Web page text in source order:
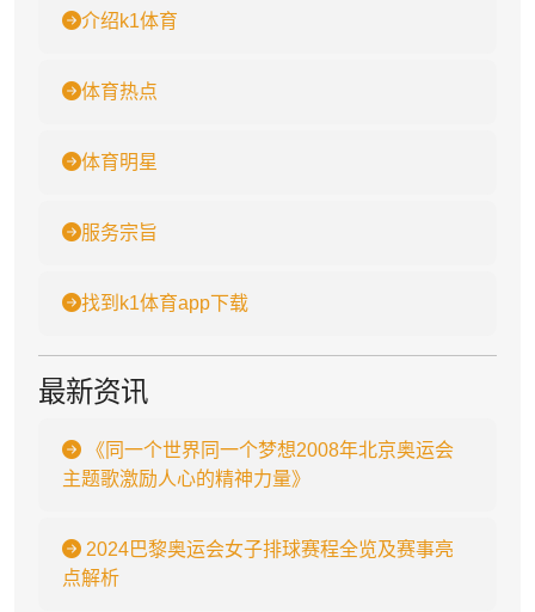
介绍k1体育
体育热点
体育明星
服务宗旨
找到k1体育app下载
最新资讯
《同一个世界同一个梦想2008年北京奥运会
主题歌激励人心的精神力量》
2024巴黎奥运会女子排球赛程全览及赛事亮
点解析